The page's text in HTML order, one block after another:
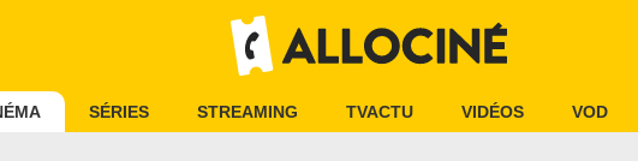
SÉRIES STREAMING TVACTU VIDÉOS VOD